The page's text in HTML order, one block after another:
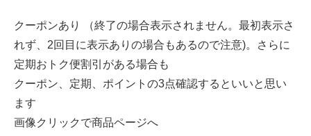
クーポンあり （終了の場合表示されません。最初表示さ
れず、2回目に表示ありの場合もあるので注意)。さらに
定期おトク便割引がある場合も
クーポン、定期、ポイントの3点確認するといいと思い
ます
画像クリックで商品ページへ